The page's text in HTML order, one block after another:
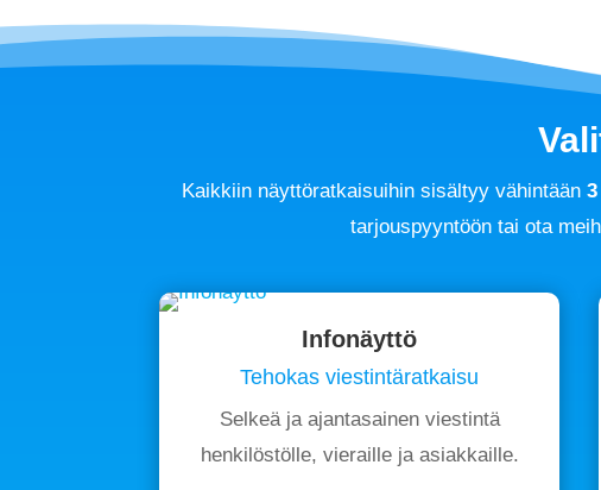
Kaikkiin näyttöratkaisuihin sisältyy vähintään
tarjouspyyntöön tai ota
Infonäyttö
Tehokas viestintäratkaisu
Selkeä ja ajantasainen viestintä
henkilöstölle, vieraille ja asiakkaille.